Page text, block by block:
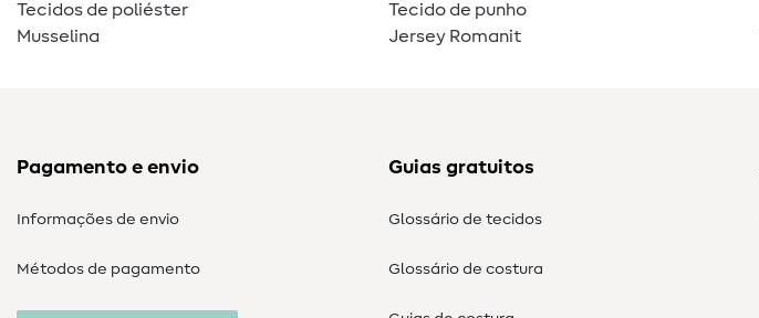
Tecidos de poliéster
Musselina
Tecido de punho
Jersey Romanit
Pagamento e envio
Informações de envio
Métodos de pagamento
Guias gratuitos
Glossário de tecidos
Glossário de costura